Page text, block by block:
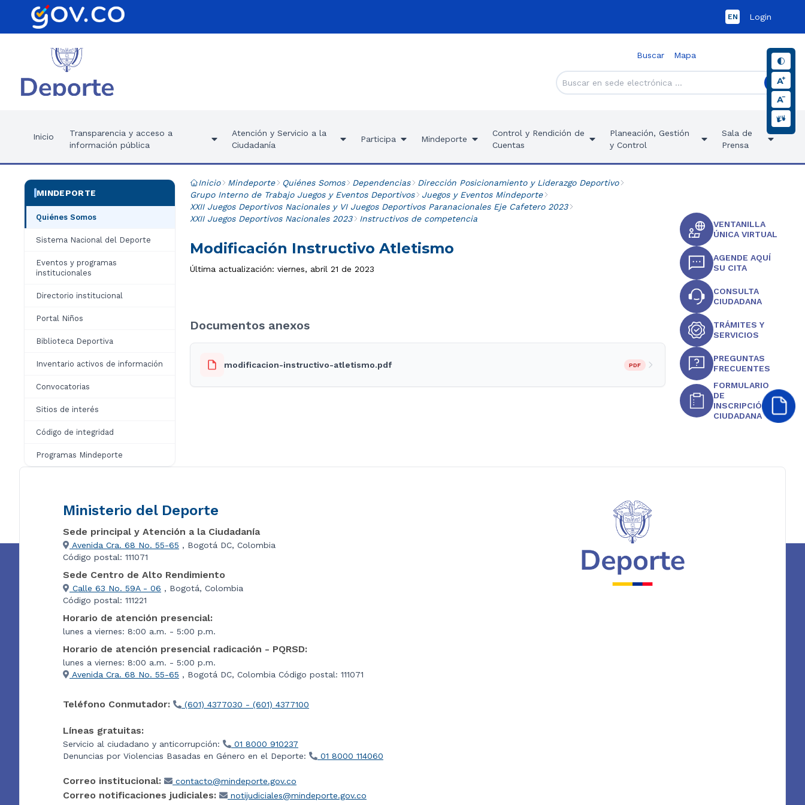
EN Login
Buscar Mapa
Inicio
Transparencia y acceso a
información pública
Atención y Servicio a la
Ciudadanía
Participa Mindeporte
Control y Rendición de
Cuentas
Planeación, Gestión
y Control
Sala de
Prensa
MINDEPORTE
Quiénes Somos
Sistema Nacional del Deporte
Eventos y programas
institucionales
Directorio institucional
Portal Niños
Biblioteca Deportiva
Inventario activos de información
Convocatorias
Sitios de interés
Código de integridad
Programas Mindeporte
Inicio Mindeporte Quiénes Somos Dependencias
Dirección Posicionamiento y Liderazgo Deportivo
Grupo Interno de Trabajo Juegos y Eventos Deportivos
Juegos y Eventos Mindeporte
XXII Juegos Deportivos Nacionales y VI Juegos Deportivos Paranacionales Eje Cafetero 2023
XXII Juegos Deportivos Nacionales 2023
Instructivos de competencia
Modificación Instructivo Atletismo
Última actualización: viernes, abril 21 de 2023
Documentos anexos
modificacion-instructivo-atletismo.pdf PDF
VENTANILLA
ÚNICA VIRTUAL
AGENDE AQUÍ
SU CITA
CONSULTA
CIUDADANA
TRÁMITES Y
SERVICIOS
PREGUNTAS
FRECUENTES
FORMULARIO
DE
INSCRIPCIÓN
CIUDADANA
Ministerio del Deporte
Sede principal y Atención a la Ciudadanía
Avenida Cra. 68 No. 55-65 , Bogotá DC, Colombia
Código postal: 111071
Sede Centro de Alto Rendimiento
Calle 63 No. 59A - 06 , Bogotá, Colombia
Código postal: 111221
Horario de atención presencial:
lunes a viernes: 8:00 a.m. - 5:00 p.m.
Horario de atención presencial radicación - PQRSD:
lunes a viernes: 8:00 a.m. - 5:00 p.m.
Avenida Cra. 68 No. 55-65 , Bogotá DC, Colombia Código postal: 111071
Teléfono Conmutador: (601) 4377030 - (601) 4377100
Líneas gratuitas:
Servicio al ciudadano y anticorrupción:
01 8000 910237
Denuncias por Violencias Basadas en Género en el Deporte:
01 8000 114060
Correo institucional: contacto@mindeporte.gov.co
Correo notificaciones judiciales: notijudiciales@mindeporte.gov.co